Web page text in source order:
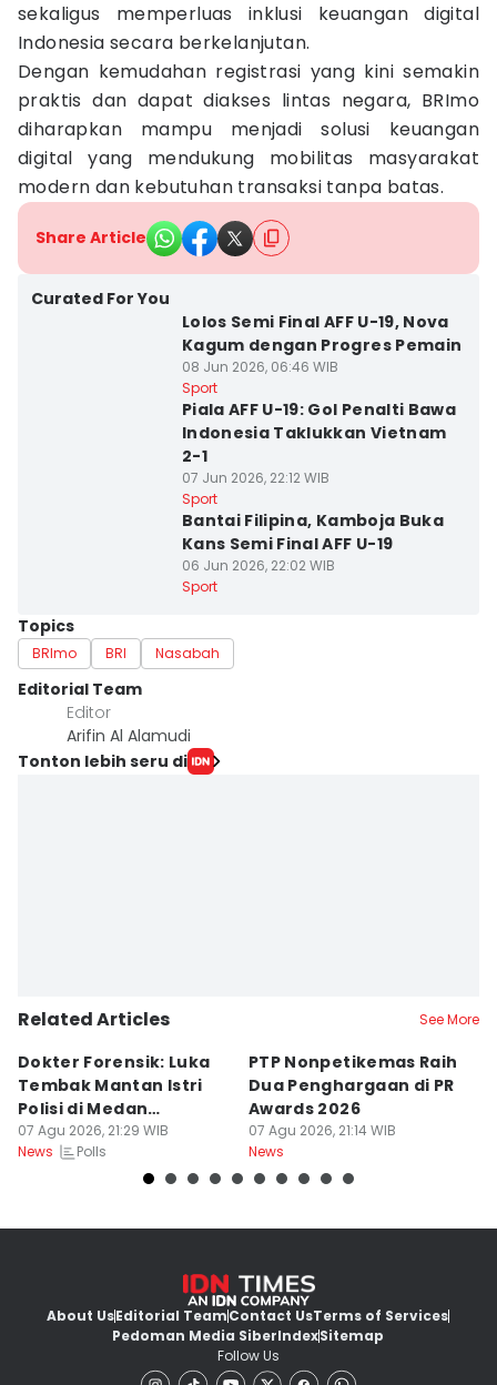
sekaligus memperluas inklusi keuangan digital
Indonesia secara berkelanjutan.
Dengan kemudahan registrasi yang kini semakin
praktis dan dapat diakses lintas negara, BRImo
diharapkan mampu menjadi solusi keuangan
digital yang mendukung mobilitas masyarakat
modern dan kebutuhan transaksi tanpa batas.
Share Article
Curated For You
Lolos Semi Final AFF U-19, Nova
Kagum dengan Progres Pemain
08 Jun 2026, 06:46 WIB
Sport
Piala AFF U-19: Gol Penalti Bawa
Indonesia Taklukkan Vietnam
2-1
07 Jun 2026, 22:12 WIB
Sport
Bantai Filipina, Kamboja Buka
Kans Semi Final AFF U-19
06 Jun 2026, 22:02 WIB
Sport
Topics
BRImo BRI Nasabah
Editorial Team
Editor
Arifin Al Alamudi
Tonton lebih seru di
Related Articles See More
Dokter Forensik: Luka
Tembak Mantan Istri
Polisi di Medan
Berkarakter Tempel
07 Agu 2026, 21:29 WIB
News
Polls
PTP Nonpetikemas Raih
Dua Penghargaan di PR
Awards 2026
07 Agu 2026, 21:14 WIB
News
About UsEditorial TeamContact UsTerms of Services
Pedoman Media SiberIndexSitemap
Follow Us